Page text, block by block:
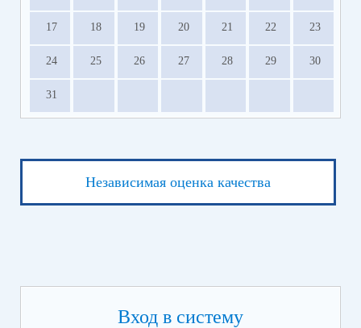
17 18 19 20 21 22 23
24 25 26 27 28 29 30
31
Независимая оценка качества
Вход в систему